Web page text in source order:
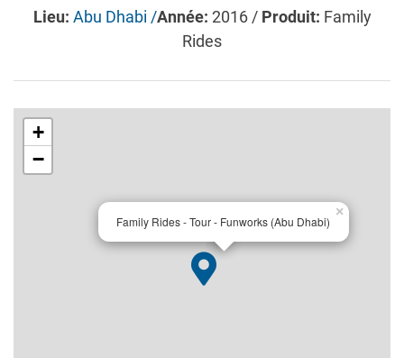
Lieu: Abu Dhabi /Année: 2016 / Produit: Family
Rides
Family Rides - Tour - Funworks (Abu Dhabi)
×
+
−